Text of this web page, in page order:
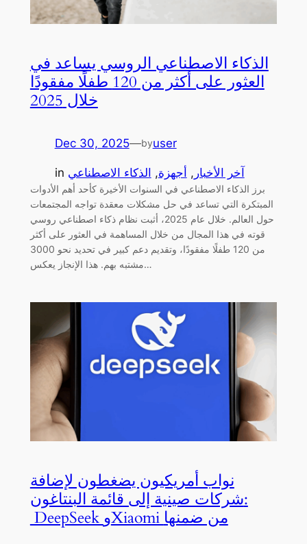
الذكاء الاصطناعي الروسي يساعد في
العثور على أكثر من 120 طفلًا مفقودًا
خلال 2025
Dec 30, 2025—byuser
in آخر الأخبار , أجهزة, الذكاء الاصطناعي
برز الذكاء الاصطناعي في السنوات الأخيرة كأحد أهم الأدوات
المبتكرة التي تساعد في حل مشكلات معقدة تواجه المجتمعات
حول العالم. خلال عام 2025، أثبت نظام ذكاء اصطناعي روسي
قوته في هذا المجال من خلال المساهمة في العثور على أكثر
من 120 طفلًا مفقودًا، وتقديم دعم كبير في تحديد نحو 3000
مشتبه بهم. هذا الإنجاز يعكس…
نواب أمريكيون يضغطون لإضافة
شركات صينية إلى قائمة البنتاغون:
DeepSeek وXiaomi من ضمنها